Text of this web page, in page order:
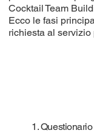
Cocktail Team
Ecco le fasi
richiesta al servizio
1.